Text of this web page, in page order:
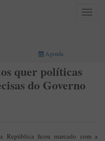
Toggle
Agenda
quer políticas
do Governo
República ficou marcado com a